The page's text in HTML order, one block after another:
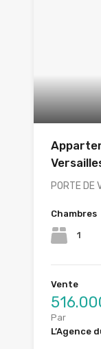
PORTE DE
Chambres
1
Vente
Par
L’Agence